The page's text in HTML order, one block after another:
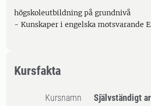
högskoleutbildning på grundnivå
- Kunskaper i engelska motsvarande
Kursfakta
Kursnamn
Självständigt